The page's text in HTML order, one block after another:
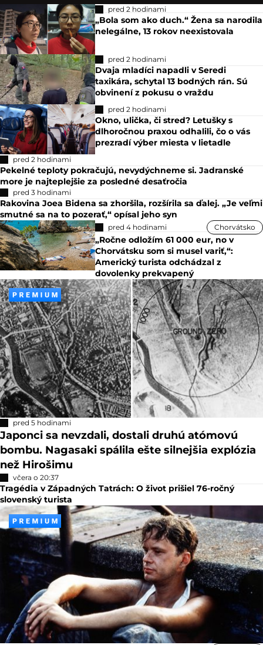
pred 2 hodinami
„Bola som ako duch.“ Žena sa narodila
nelegálne, 13 rokov neexistovala
pred 2 hodinami
Dvaja mladíci napadli v Seredi
taxikára, schytal 13 bodných rán. Sú
obvinení z pokusu o vraždu
pred 2 hodinami
Okno, ulička, či stred? Letušky s
dlhoročnou praxou odhalili, čo o vás
prezradí výber miesta v lietadle
pred 2 hodinami
Pekelné teploty pokračujú, nevydýchneme si. Jadranské
more je najteplejšie za posledné desaťročia
pred 3 hodinami
Rakovina Joea Bidena sa zhoršila, rozšírila sa ďalej. „Je veľmi
smutné sa na to pozerať,“ opísal jeho syn
pred 4 hodinami Chorvátsko
„Ročne odložím 61 000 eur, no v
Chorvátsku som si musel variť,“:
Americký turista odchádzal z
dovolenky prekvapený
pred 5 hodinami
Japonci sa nevzdali, dostali druhú atómovú
bombu. Nagasaki spálila ešte silnejšia explózia
než Hirošimu
včera o 20:37
Tragédia v Západných Tatrách: O život prišiel 76-ročný
slovenský turista